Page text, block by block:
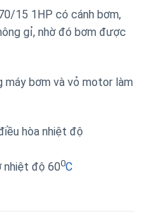
15 1HP có cánh bơm,
gỉ, nhờ đó bơm được
máy bơm và vỏ motor làm
hòa nhiệt độ
nhiệt độ 600C